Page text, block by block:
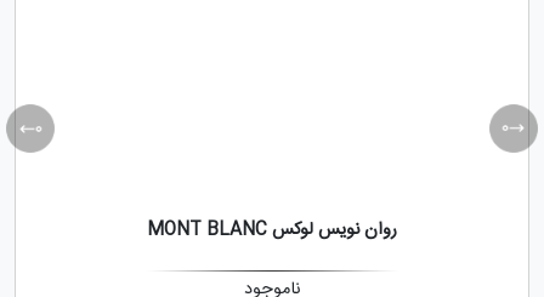
روان نویس لوکس MONT BLANC
ناموجود